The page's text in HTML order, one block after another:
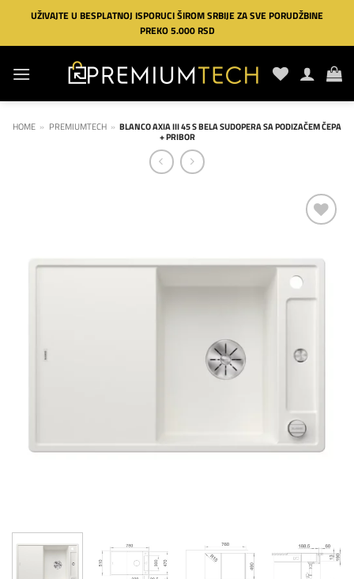
Preskoči
sadržaj
UŽIVAJTE U BESPLATNOJ ISPORUCI ŠIROM SRBIJE ZA SVE PORUDŽBINE
PREKO 5.000 RSD
HOME » PREMIUMTECH » BLANCO AXIA III 45 S BELA SUDOPERA SA PODIZAČEM ČEPA
+ PRIBOR
listu